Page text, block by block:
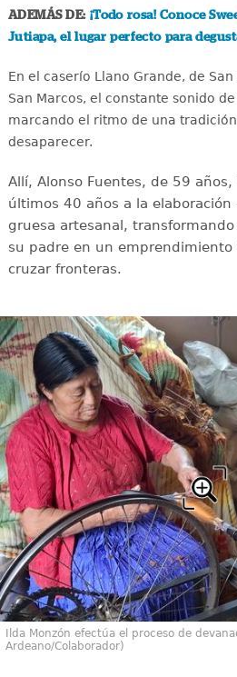
ADEMÁS DE: ¡Todo rosa! Conoce
Jutiapa, el lugar perfecto para
En el caserío Llano Grande, de
San Marcos, el constante sonido
marcando el ritmo de una
desaparecer.
Allí, Alonso Fuentes, de 59
últimos 40 años a la
gruesa artesanal,
su padre en un
cruzar fronteras.
Ilda Monzón efectúa el proceso de
Ardeano/Colaborador)